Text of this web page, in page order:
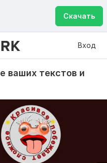
Скачать
Вход
ваших текстов и